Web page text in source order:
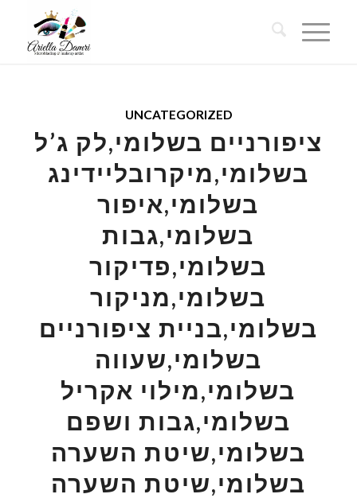
UNCATEGORIZED
ציפורניים בשלומי,לק ג’ל
בשלומי,מיקרובליידינג
בשלומי,איפור
בשלומי,גבות
בשלומי,פדיקור
בשלומי,מניקור
בשלומי,בניית ציפורניים
בשלומי,שעווה
בשלומי,מילוי אקריל
בשלומי,גבות ושפם
בשלומי,שיטת השערה
בשלומי,שיטת השערה